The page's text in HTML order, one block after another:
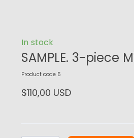
In stock
SAMPLE. 3-piece
Product code 5
$110,00 USD